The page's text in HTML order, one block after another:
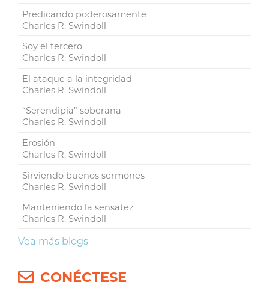
Predicando poderosamente
Charles R. Swindoll
Soy el tercero
Charles R. Swindoll
El ataque a la integridad
Charles R. Swindoll
“Serendipia” soberana
Charles R. Swindoll
Erosión
Charles R. Swindoll
Sirviendo buenos sermones
Charles R. Swindoll
Manteniendo la sensatez
Charles R. Swindoll
Vea más blogs
CONÉCTESE